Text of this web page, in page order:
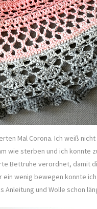
Mal Corona. Ich weiß
wie sterben und ich
Bettruhe verordnet, damit
wenig bewegen konnte
Anleitung und Wolle schon